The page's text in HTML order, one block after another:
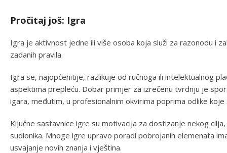
Pročitaj još: Igra
Igra je aktivnost jedne ili više osoba koja služi za razonodu i
zadanih pravila.
Igra se, najopćenitije, razlikuje od ručnoga ili intelektualnog
aspektima prepleću. Dobar primjer za izrečenu tvrdnju je
igara, međutim, u profesionalnim okvirima poprima odlike
Ključne sastavnice igre su motivacija za dostizanje nekog
sudionika. Mnoge igre upravo poradi pobrojanih elemenata
usvajanje novih znanja i vještina.